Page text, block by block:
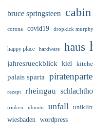
bruce springsteen
corona covid19 dropkick
happy place hardware haus
jahresrueckblick kiel
palais sparta
rezept rheingau
trinken ubuntu unfall
wiesbaden wordpress